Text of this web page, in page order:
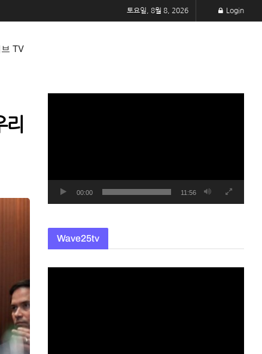
토요일, 8월 8, 2026 Login
TV
리
00:00 11:56
Wave25tv